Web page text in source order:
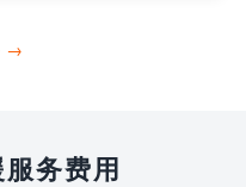
请求送油人员来帮助你。
→
务费用